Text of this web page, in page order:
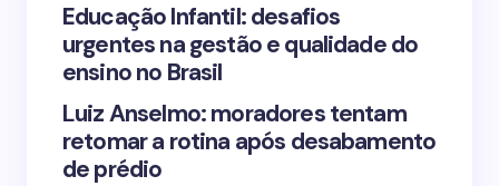
Submit Comment
Educação Infantil: desafios
urgentes na gestão e qualidade do
ensino no Brasil
Luiz Anselmo: moradores tentam
retomar a rotina após desabamento
de prédio